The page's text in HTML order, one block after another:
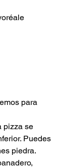
para
pizza se
Puedes
piedra.